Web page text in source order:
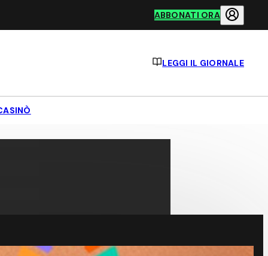
ABBONATI ORA
LEGGI IL GIORNALE